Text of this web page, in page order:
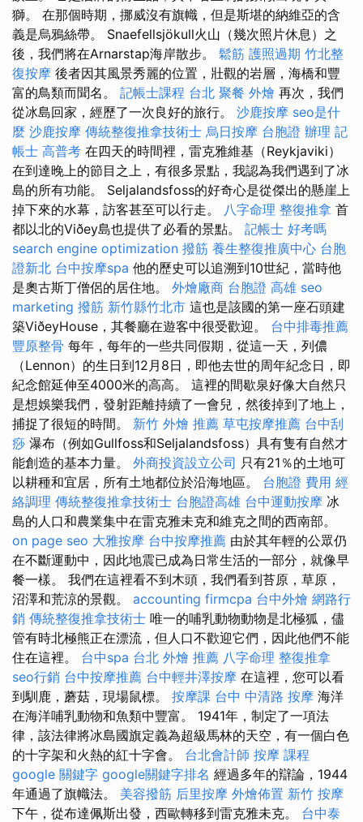
獅。 在那個時期，挪威沒有旗幟，但是斯堪的納維亞的含
義是烏鴉絲帶。 Snaefellsjökull火山（幾次照片休息）之
後，我們將在Arnarstap海岸散步。 鬆筋 護照過期 竹北整
復按摩 後者因其風景秀麗的位置，壯觀的岩層，海橋和豐
富的鳥類而聞名。 記帳士課程 台北 聚餐 外燴 再次，我們
從冰島回家，經歷了一次良好的旅行。 沙鹿按摩 seo是什
麼 沙鹿按摩 傳統整復推拿技術士 烏日按摩 台胞證 辦理 記
帳士 高普考 在四天的時間裡，雷克雅維基（Reykjaviki）
在到達晚上的節目之上，有很多景點，我認為我們遇到了冰
島的所有功能。 Seljalandsfoss的好奇心是從傑出的懸崖上
掉下來的水幕，訪客甚至可以行走。 八字命理 整復推拿 首
都以北的Viðey島也提供了必看的景點。 記帳士 好考嗎
search engine optimization 撥筋 養生整復推廣中心 台胞
證新北 台中按摩spa 他的歷史可以追溯到10世紀，當時他
是奧古斯丁僧侶的居住地。 外燴廠商 台胞證 高雄 seo
marketing 撥筋 新竹縣竹北市 這也是該國的第一座石頭建
築ViðeyHouse，其餐廳在遊客中很受歡迎。 台中排毒推薦
豐原整骨 每年，每年的一些共同假期，從這一天，列儂
（Lennon）的生日到12月8日，即他去世的周年紀念日，即
紀念館延伸至4000米的高高。 這裡的間歇泉好像大自然只
是想娛樂我們，發射距離持續了一會兒，然後掉到了地上，
捕捉了很短的時間。 新竹 外燴 推薦 草屯按摩推薦 台中刮
痧 瀑布（例如Gullfoss和Seljalandsfoss）具有隻有自然才
能創造的基本力量。 外商投資設立公司 只有21％的土地可
以耕種和宜居，所有土地都位於沿海地區。 台胞證 費用 經
絡調理 傳統整復推拿技術士 台胞證高雄 台中運動按摩 冰
島的人口和農業集中在雷克雅未克和維克之間的西南部。
on page seo 大雅按摩 台中按摩推薦 由於其年輕的公眾仍
在不斷運動中，因此地震已成為日常生活的一部分，就像早
餐一樣。 我們在這裡看不到木頭，我們看到苔原，草原，
沼澤和荒涼的景觀。 accounting firmcpa 台中外燴 網路行
銷 傳統整復推拿技術士 唯一的哺乳動物動物是北極狐，儘
管有時北極熊正在漂流，但人口不歡迎它們，因此他們不能
住在這裡。 台中spa 台北 外燴 推薦 八字命理 整復推拿
seo行銷 台中按摩推薦 台中輕井澤按摩 在這裡，您可以看
到馴鹿，蘑菇，現場鼠標。 按摩課 台中 中清路 按摩 海洋
在海洋哺乳動物和魚類中豐富。 1941年，制定了一項法
律，該法律將冰島國旗定義為超級馬林的天空，有一個白色
的十字架和火熱的紅十字會。 台北會計師 按摩 課程
google 關鍵字 google關鍵字排名 經過多年的辯論，1944
年通過了旗幟法。 美容撥筋 后里按摩 外燴佈置 新竹 按摩
下午，從布達佩斯出發，西歐轉移到雷克雅未克。 台中泰